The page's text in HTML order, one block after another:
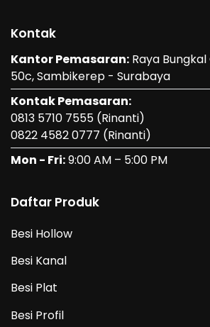
Kontak
Kantor Pemasaran: Raya Bungkal
50c, Sambikerep - Surabaya
Kontak Pemasaran:
0813 5710 7555 (Rinanti)
0822 4582 0777 (Rinanti)
Mon - Fri:9:00 AM – 5:00 PM
Daftar Produk
Besi Hollow
Besi Kanal
Besi Plat
Besi Profil